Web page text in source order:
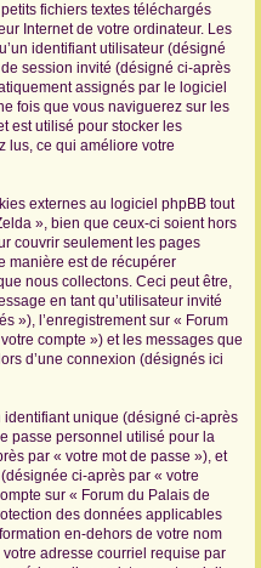
fichiers textes téléchargés
Internet de votre ordinateur. Les
identifiant utilisateur (désigné
session invité (désigné ci-après
assignés par le logiciel
fois que vous naviguerez sur les
est utilisé pour stocker les
lus, ce qui améliore votre
externes au logiciel phpBB tout
», bien que ceux-ci soient hors
couvrir seulement les pages
manière est de récupérer
nous collectons. Ceci peut être,
en tant qu’utilisateur invité
»), l’enregistrement sur « Forum
compte ») et les messages que
d’une connexion (désignés ici
unique (désigné ci-après
passe personnel utilisé pour la
par « votre mot de passe »), et
ci-après par « votre
sur « Forum du Palais de
des données applicables
en-dehors de votre nom
votre adresse courriel requise par